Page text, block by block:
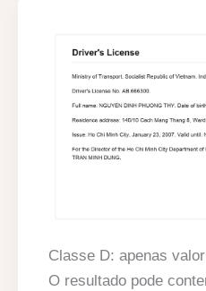
Classe D: apenas
O resultado pode